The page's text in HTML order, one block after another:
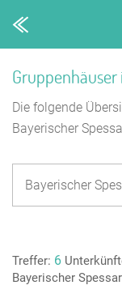
Gruppenhäuser
Die folgende
Bayerischer
Treffer: 6
Bayerischer